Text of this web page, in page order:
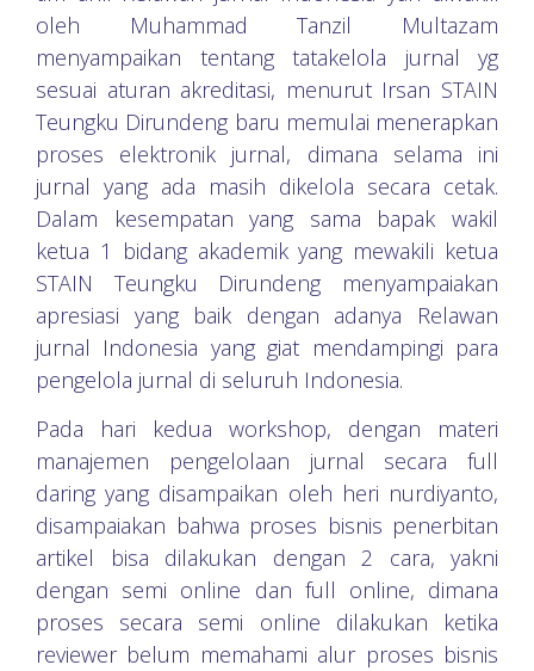
oleh Muhammad Tanzil Multazam
menyampaikan tentang tatakelola jurnal yg
sesuai aturan akreditasi, menurut Irsan STAIN
Teungku Dirundeng baru memulai menerapkan
proses elektronik jurnal, dimana selama ini
jurnal yang ada masih dikelola secara cetak.
Dalam kesempatan yang sama bapak wakil
ketua 1 bidang akademik yang mewakili ketua
STAIN Teungku Dirundeng menyampaiakan
apresiasi yang baik dengan adanya Relawan
jurnal Indonesia yang giat mendampingi para
pengelola jurnal di seluruh Indonesia.
Pada hari kedua workshop, dengan materi
manajemen pengelolaan jurnal secara full
daring yang disampaikan oleh heri nurdiyanto,
disampaiakan bahwa proses bisnis penerbitan
artikel bisa dilakukan dengan 2 cara, yakni
dengan semi online dan full online, dimana
proses secara semi online dilakukan ketika
reviewer belum memahami alur proses bisnis